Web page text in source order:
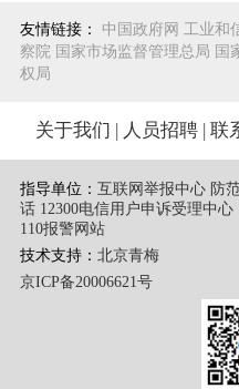
友情链接： 中国政府网 工业和
察院 国家市场监督管理总局 国
权局
关于我们 人员招聘 联
指导单位： 互联网举报中心 防
话 12300电信用户申诉受理中心
110报警网站
技术支持： 北京青梅
京ICP备20006621号